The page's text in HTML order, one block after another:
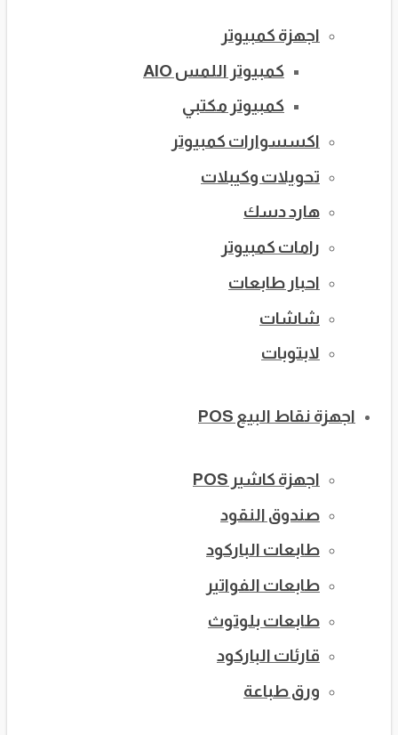
اجهزة كمبيوتر
كمبيوتر اللمس AIO
كمبيوتر مكتبي
اكسسوارات كمبيوتر
تحويلات وكيبلات
هارد دسك
رامات كمبيوتر
احبار طابعات
شاشات
لابتوبات
اجهزة نقاط البيع POS
اجهزة كاشير POS
صندوق النقود
طابعات الباركود
طابعات الفواتير
طابعات بلوتوث
قارئات الباركود
ورق طباعة